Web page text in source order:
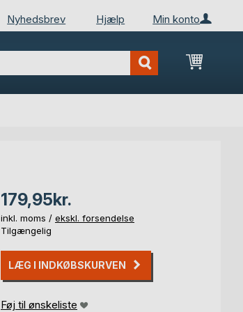
Min konto
Nyhedsbrev Hjælp
Min
179,95kr.
inkl. moms / ekskl. forsendelse
Tilgængelig
LÆG I INDKØBSKURVEN
Føj til ønskeliste